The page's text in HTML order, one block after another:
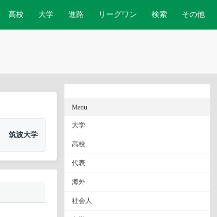
高校 大学 進路 リーグワン 検索 その他
筑波大学
Menu
大学
高校
代表
海外
社会人